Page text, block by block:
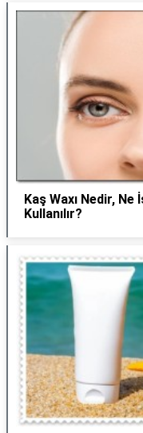
Kaş Waxı Nedir,
Kullanılır?